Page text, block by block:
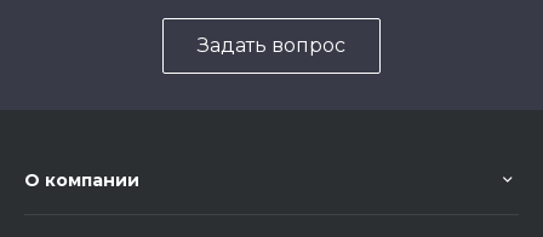
Задать вопрос
О компании